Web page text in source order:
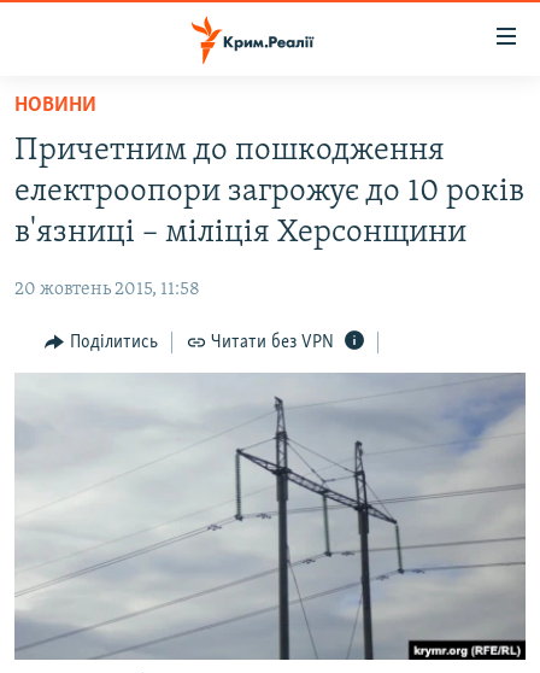
Перейти
основного
матеріалу
Перейти
до
основної
Перейти
до
ВОДА.КРИМ
ВІДЕО ТА ФОТО
БЛОГИ
ПОГЛЯД
ВІДЕОУРОКИ «ELIFBE»
СВІДЧЕННЯ ОКУПАЦІЇ
УКРАЇНСЬКА ПРОБЛЕМА КРИМУ
ЯК ОБІЙТИ БЛОКУВАННЯ
Русский
Qırımtatar
НОВИНИ
Причетним до пошкодження
електроопори загрожує до 10 років
в'язниці – міліція Херсонщини
20 жовтень 2015, 11:58
Поділитись Читати без VPN